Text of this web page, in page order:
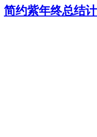
简约紫年终总结